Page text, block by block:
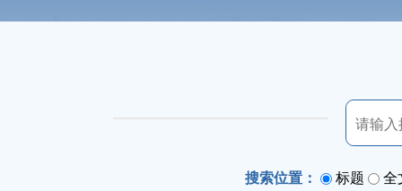
搜索位置： 标题 全